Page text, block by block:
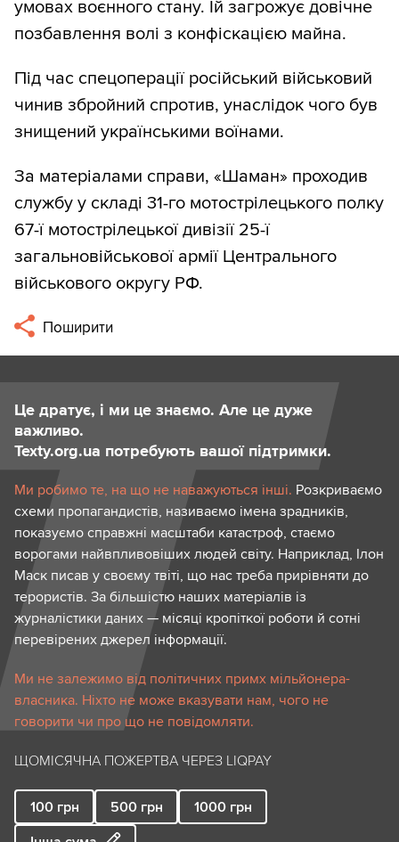
умовах воєнного стану. Їй загрожує довічне
позбавлення волі з конфіскацією майна.
Під час спецоперації російський військовий
чинив збройний спротив, унаслідок чого був
знищений українськими воїнами.
За матеріалами справи, «Шаман» проходив
службу у складі 31-го мотострілецького полку
67-ї мотострілецької дивізії 25-ї
загальновійськової армії Центрального
військового округу РФ.
Поширити
Це дратує, і ми це знаємо. Але це дуже
важливо.
Texty.org.ua потребують вашої підтримки.
Ми робимо те, на що не наважуються інші. Розкриваємо
схеми пропагандистів, називаємо імена зрадників,
показуємо справжні масштаби катастроф, стаємо
ворогами найвпливовіших людей світу. Наприклад, Ілон
Маск писав у своєму твіті, що нас треба прирівняти до
терористів. За більшістю наших матеріалів із
журналістики даних — місяці кропіткої роботи й сотні
перевірених джерел інформації.
Ми не залежимо від політичних примх мільйонера-
власника. Ніхто не може вказувати нам, чого не
говорити чи про що не повідомляти.
ЩОМІСЯЧНА ПОЖЕРТВА ЧЕРЕЗ LIQPAY
100 грн 500 грн 1000 грн